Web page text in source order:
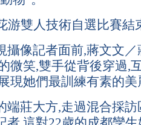
雙人技術自選比賽結
像記者面前,蔣文文／
微笑,雙手從背後穿過,
現她們最訓練有素的美
莊大方,走過混合採訪